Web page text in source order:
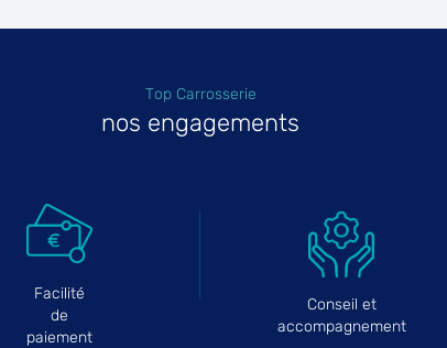
Top Carrosserie
nos engagements
Facilité
de
paiement
Conseil et
accompagnement